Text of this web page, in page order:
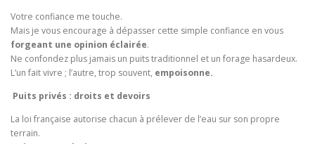
Votre confiance me touche.
Mais je vous encourage à dépasser cette simple confiance en vous
forgeant une opinion éclairée.
Ne confondez plus jamais un puits traditionnel et un forage hasardeux.
L’un fait vivre ; l’autre, trop souvent, empoisonne.
Puits privés : droits et devoirs
La loi française autorise chacun à prélever de l’eau sur son propre
terrain.